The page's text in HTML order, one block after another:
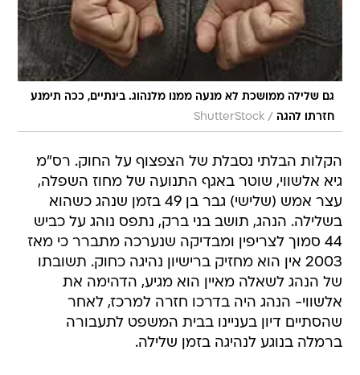
גם שלילה ממושכת לא מנעה ממנו מלנהוג. בינתיים, ככה תימנע
חזרתו להגה /
ShutterStock
הקלות הבלתי נסבלת של הצפצוף על החוק. רס"מ
גיא אלשווי, שוטר באגף התנועה של מחוז השפלה,
עצר אמש (שלישי) גבר בן 49 בזמן שנהג כשהוא
בשלילה. הנהג, תושב בני ברק, נתפס נוהג על כביש
44 סמוך לצריפין ומבדיקה שנערכה מתברר כי מאז
2003 אין הוא מחזיק ברישיון נהיגה כחוק. תשובתו
של הנהג לשאלה מאיין הוא מגיע, הדהימה את
אלשווי- הנהג היה בדרכו חזרה למרכז, לאחר
שהסתיים דיון בעניינו בבית המשפט לתעבורה
ברמלה בנוגע לנהיגה בזמן שלילה.